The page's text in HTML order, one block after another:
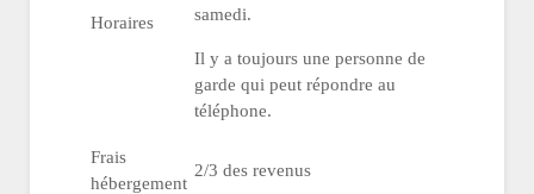
Horaires
samedi.
Il y a toujours une personne de
garde qui peut répondre au
téléphone.
Frais
hébergement
2/3 des revenus